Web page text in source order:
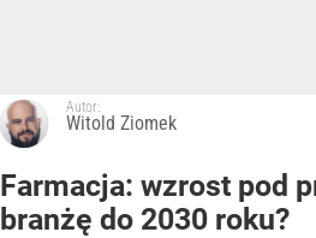
Autor:
Witold Ziomek
Farmacja: wzrost pod
branżę do 2030 roku?